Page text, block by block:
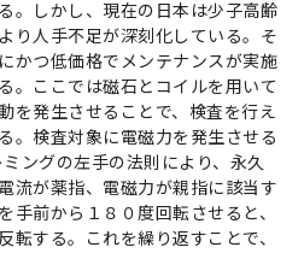
AI・IoT
コンピューター
安全工学 防災工学
ナノマイクロ科学
物理工学 エネルギー学
。しかし、現在の日本は少子高齢
り人手不足が深刻化している。そ
かつ低価格でメンテナンスが実施
。ここでは磁石とコイルを用いて
を発生させることで、検査を行え
。検査対象に電磁力を発生させる
ングの左手の法則により、永久
流が薬指、電磁力が親指に該当す
手前から１８０度回転させると、
転する。これを繰り返すことで、